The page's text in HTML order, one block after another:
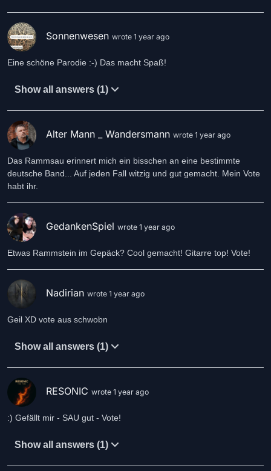
Sonnenwesen wrote 1 year ago
Eine schöne Parodie :-) Das macht Spaß!
Show all answers (1)
Alter Mann _ Wandersmann wrote 1 year ago
Das Rammsau erinnert mich ein bisschen an eine bestimmte
deutsche Band... Auf jeden Fall witzig und gut gemacht. Mein Vote
habt ihr.
GedankenSpiel wrote 1 year ago
Etwas Rammstein im Gepäck? Cool gemacht! Gitarre top! Vote!
Nadirian wrote 1 year ago
Geil XD vote aus schwobn
Show all answers (1)
RESONIC wrote 1 year ago
:) Gefällt mir - SAU gut - Vote!
Show all answers (1)